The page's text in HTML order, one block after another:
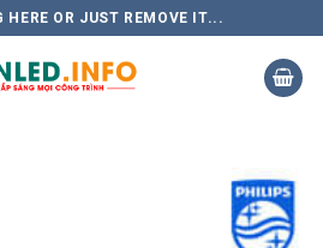
HERE OR JUST REMOVE IT...